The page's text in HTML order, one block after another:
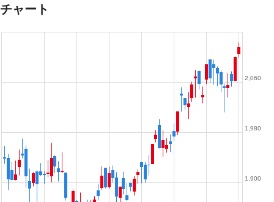
チャート
1,900
1,980
2,060